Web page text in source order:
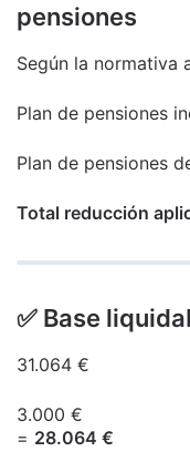
pensiones
Según la normativa
Plan de pensiones
Plan de pensiones
Total reducción
✅ Base
31.064 €
3.000 €
= 28.064 €